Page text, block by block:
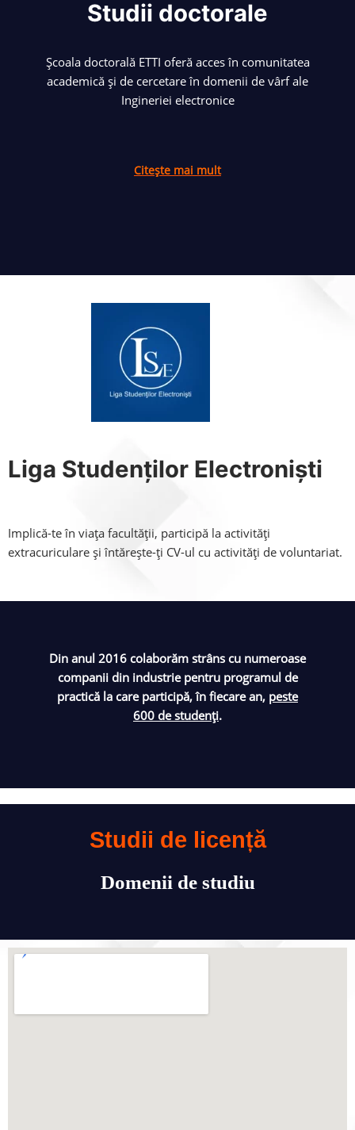
Studii doctorale
Școala doctorală ETTI oferă acces în comunitatea
academică și de cercetare în domenii de vârf ale
Ingineriei electronice
Citește mai mult
Liga Studenților Electroniști
Implică-te în viața facultății, participă la activități
extracuriculare și întărește-ți CV-ul cu activități de voluntariat.
Din anul 2016 colaborăm strâns cu numeroase
companii din industrie pentru programul de
practică la care participă, în fiecare an, peste
600 de studenți.
Studii de licență
Domenii de studiu